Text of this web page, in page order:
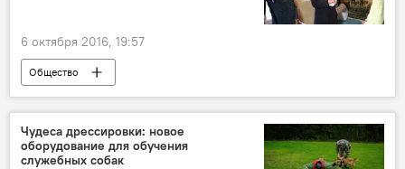
6 октября 2016, 19:57
Общество
Чудеса дрессировки: новое
оборудование для обучения
служебных собак